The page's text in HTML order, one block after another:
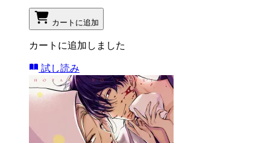
カートに追加
カートに追加しました
試し読み